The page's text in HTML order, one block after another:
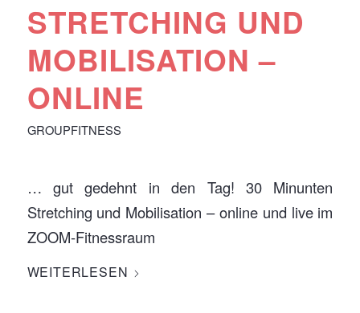
STRETCHING UND
MOBILISATION –
ONLINE
GROUPFITNESS
… gut gedehnt in den Tag! 30 Minunten
Stretching und Mobilisation – online und live im
ZOOM-Fitnessraum
WEITERLESEN